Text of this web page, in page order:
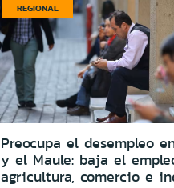
REGIONAL
Preocupa el desempleo
y el Maule: baja el
agricultura, comercio e